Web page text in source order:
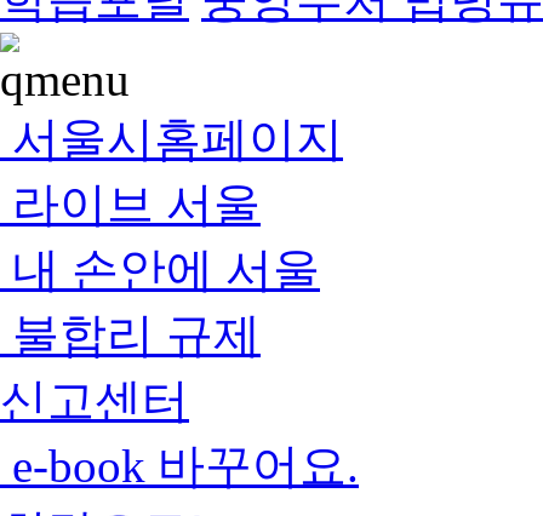
서울시홈페이지
라이브 서울
내 손안에 서울
불합리 규제
신고센터
e-book 바꾸어요.